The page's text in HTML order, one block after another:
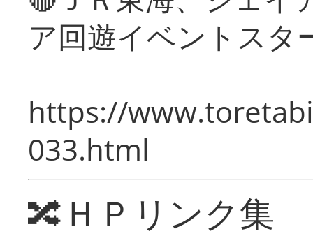
ア回遊イベントスタ
https://
033.html
🔀ＨＰリンク集